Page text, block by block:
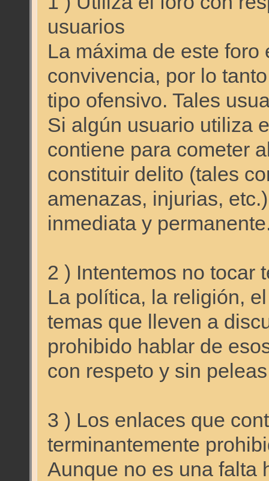
usuarios
La máxima de este
convivencia, por lo
tipo ofensivo. Tales
Si algún usuario utiliza
contiene para cometer
constituir delito (tales
amenazas, injurias,
inmediata y
2 ) Intentemos no tocar
La política, la religión,
temas que lleven a
prohibido hablar de
con respeto y sin
3 ) Los enlaces que
terminantemente
Aunque no es una falta